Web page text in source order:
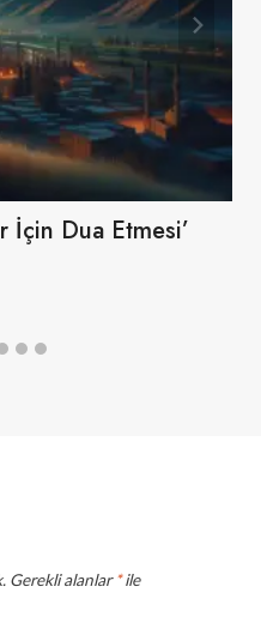
İçin Dua Etmesi’
Gerekli alanlar*ile